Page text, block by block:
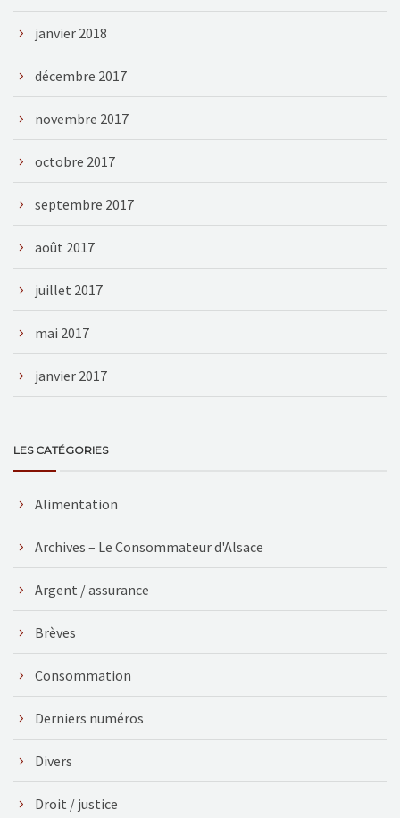
janvier 2018
décembre 2017
novembre 2017
octobre 2017
septembre 2017
août 2017
juillet 2017
mai 2017
janvier 2017
LES CATÉGORIES
Alimentation
Archives – Le Consommateur d'Alsace
Argent / assurance
Brèves
Consommation
Derniers numéros
Divers
Droit / justice